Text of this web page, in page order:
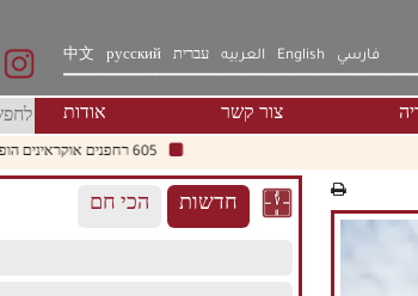
فارسي English العربيه עברית русский
中文
צור קשר אודות
חדשות הכי חם